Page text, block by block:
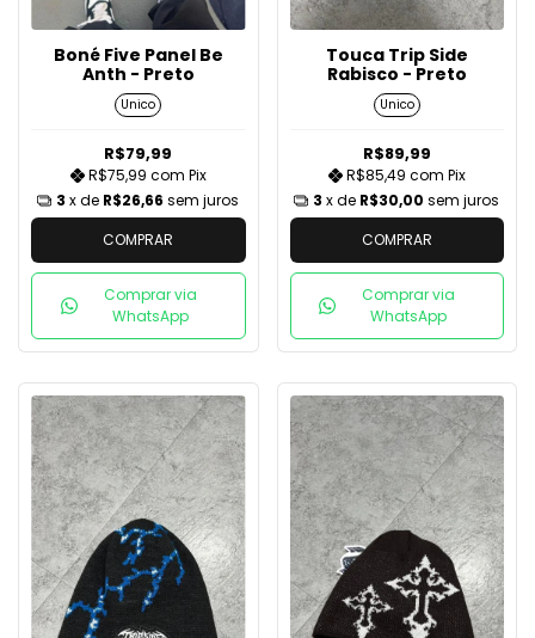
Boné Five Panel Be
Anth - Preto
Unico
R$79,99
R$75,99 com Pix
3 x de R$26,66 sem juros
COMPRAR
Comprar via
WhatsApp
Touca Trip Side
Rabisco - Preto
Unico
R$89,99
R$85,49 com Pix
3 x de R$30,00 sem juros
COMPRAR
Comprar via
WhatsApp